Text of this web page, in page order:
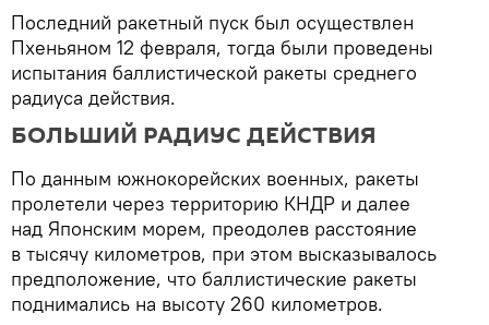
Последний ракетный пуск был осуществлен
Пхеньяном 12 февраля, тогда были проведены
испытания баллистической ракеты среднего
радиуса действия.
БОЛЬШИЙ РАДИУС ДЕЙСТВИЯ
По данным южнокорейских военных, ракеты
пролетели через территорию КНДР и далее
над Японским морем, преодолев расстояние
в тысячу километров, при этом высказывалось
предположение, что баллистические ракеты
поднимались на высоту 260 километров.